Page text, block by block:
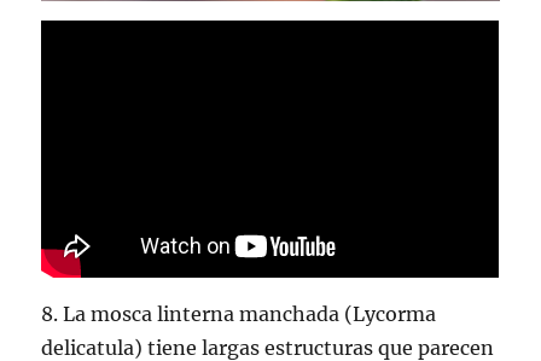
8. La mosca linterna manchada (Lycorma
delicatula) tiene largas estructuras que parecen